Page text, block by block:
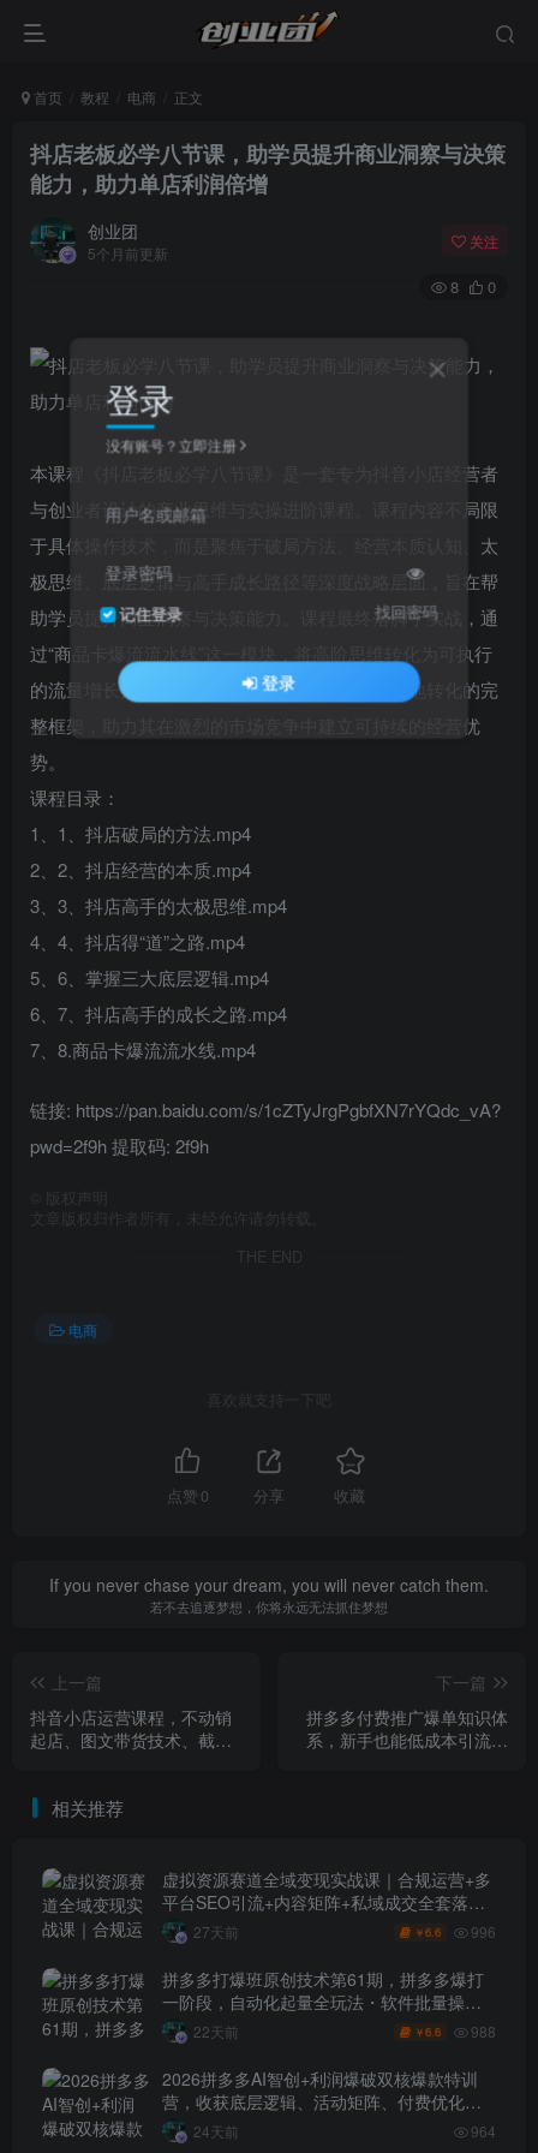
首页 教程 电商 正文
抖店老板必学八节课，助学员提升商业洞察与决策
能力，助力单店利润倍增
创业团
5个月前更新
关注
8 0
本课程《抖店老板必学八节课》是一套专为抖音小店经营者
与创业者设计的商业思维与实操进阶课程。课程内容不局限
于具体操作技术，而是聚焦于破局方法、经营本质认知、太
极思维、底层逻辑与高手成长路径等深度战略层面，旨在帮
助学员提升商业洞察与决策能力。课程最终落脚于实战，通
过“商品卡爆流流水线”这一模块，将高阶思维转化为可执行
的流量增长策略，为抖店经营者提供从认知到落地转化的完
整框架，助力其在激烈的市场竞争中建立可持续的经营优
势。
课程目录：
1、1、抖店破局的方法.mp4
2、2、抖店经营的本质.mp4
3、3、抖店高手的太极思维.mp4
4、4、抖店得“道”之路.mp4
5、6、掌握三大底层逻辑.mp4
6、7、抖店高手的成长之路.mp4
7、8.商品卡爆流流水线.mp4
链接: https://pan.baidu.com/s/1cZTyJrgPgbfXN7rYQdc_vA?
pwd=2f9h 提取码: 2f9h
版权声明
文章版权归作者所有，未经允许请勿转载。
THE END
电商
喜欢就支持一下吧
点赞 0 分享 收藏
If you never chase your dream, you will never catch them.
若不去追逐梦想，你将永远无法抓住梦想
上一篇
抖音小店运营课程，不动销
起店、图文带货技术、截流
下一篇
拼多多付费推广爆单知识体
系，新手也能低成本引流，
相关推荐
虚拟资源赛道全域变现实战课｜合规运营+多
平台SEO引流+内容矩阵+私域成交全套落地
玩法27天前 ￥6.6 996
拼多多打爆班原创技术第61期，拼多多爆打
一阶段，自动化起量全玩法・软件批量操
作・投产优化・大促矩阵实战课
22天前 ￥6.6 988
2026拼多多AI智创+利润爆破双核爆款特训
营，收获底层逻辑、活动矩阵、付费优化、
0-1打爆SOP
24天前 964
登录
没有账号？立即注册
用户名或邮箱
登录密码
记住登录 找回密码
登录